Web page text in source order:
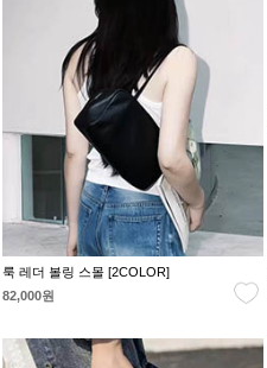
룩 레더 볼링 스몰 [2COLOR]
82,000원